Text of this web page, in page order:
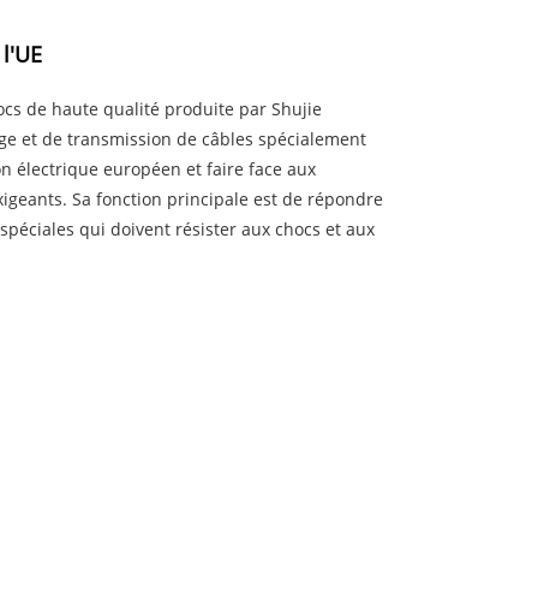
de haute qualité produite par Shujie
et de transmission de câbles spécialement
électrique européen et faire face aux
Sa fonction principale est de répondre
qui doivent résister aux chocs et aux